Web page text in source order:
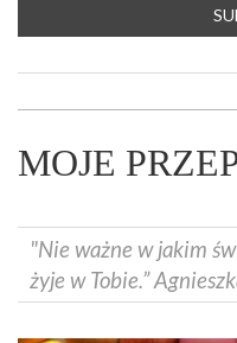
MOJE
"Nie ważne w jakim
żyje w Tobie.”